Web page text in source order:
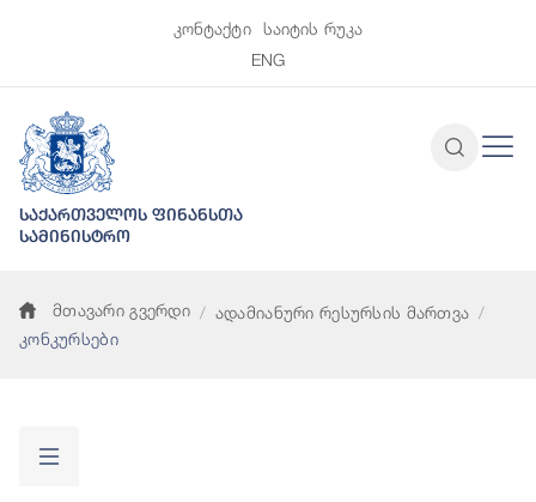
კონტაქტი
საიტის რუკა
ENG
საქართველოს ფინანსთა
სამინისტრო
მთავარი გვერდი
ადამიანური რესურსის მართვა
კონკურსები